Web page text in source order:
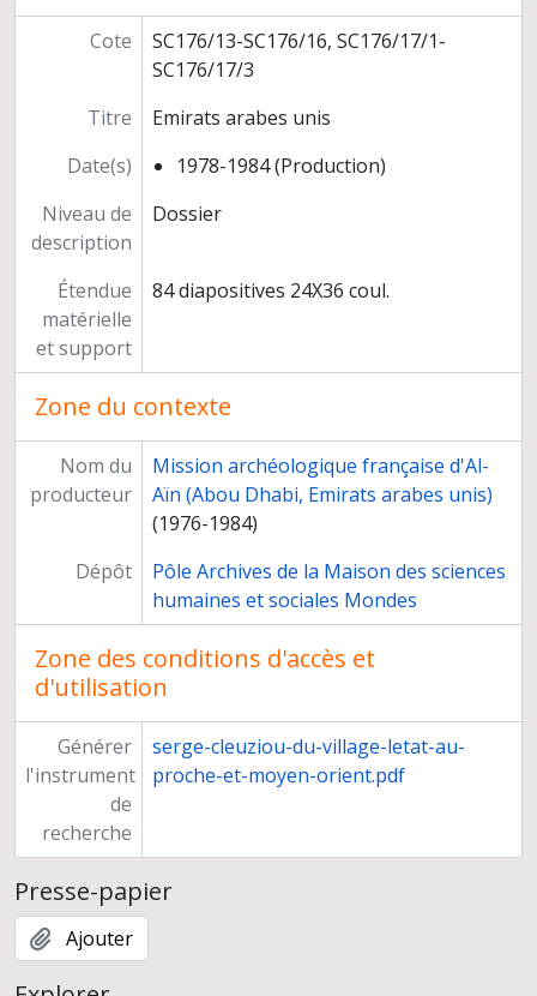
Préparation de publications
Congrès, séminaires, conférences
Relations scientifiques
Enseignement et formation
Participation à des instances décisionnelles ou consultatives
Activités d'expertise
Autres responsabilités
Cote
SC176/13-SC176/16, SC176/17/1-
SC176/17/3
Titre
Emirats arabes unis
Date(s)
1978-1984 (Production)
Niveau de
description
Dossier
Étendue
matérielle
et support
84 diapositives 24X36 coul.
Zone du contexte
Nom du
producteur
Mission archéologique française d'Al-
Aïn (Abou Dhabi, Emirats arabes unis)
(1976-1984)
Dépôt
Pôle Archives de la Maison des sciences
humaines et sociales Mondes
Zone des conditions d'accès et
d'utilisation
Générer
l'instrument
de
recherche
serge-cleuziou-du-village-letat-au-
proche-et-moyen-orient.pdf
Presse-papier
Ajouter